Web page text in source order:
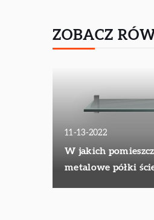
ZOBACZ
11-13-2022
W jakich
metalowe półki